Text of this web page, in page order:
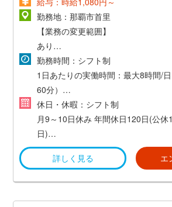
勤務地：那覇市首里
【業務の変更範囲】
あり
【勤務地の変更範囲】
あり
※国内他プロパティに異動する可能性
受動喫煙：対策済み（屋内禁煙）
勤務時間：シフト制
1日あたりの実働時間：最大8時間/日
60分）
〈～勤務例～〉
（1）6：00～15：00
（2）8：00～17：00
（3）11：00～20：00
休日・休暇：シフト制
月9～10日休み 年間休日120日(公休
日)
年次有給休暇((法定通り付与)
各種特別休暇
詳しく見る エ